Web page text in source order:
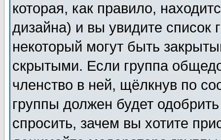
которая, как правило,
дизайна) и вы увидите список
некоторый могут быть
скрытыми. Если группа
членство в ней, щёлкнув по
группы должен будет
спросить, зачем вы хотите